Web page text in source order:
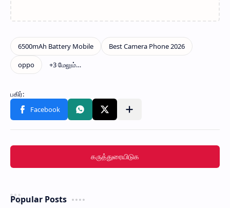
கருத்துரையிடுக
Popular Posts